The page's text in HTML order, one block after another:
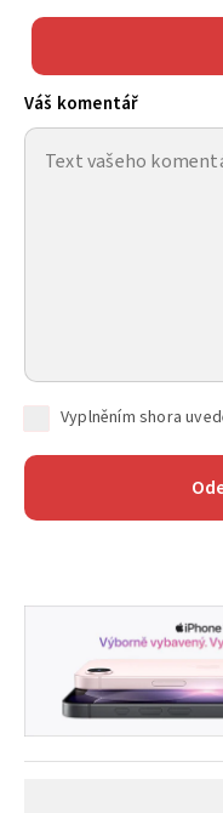
Váš komentář